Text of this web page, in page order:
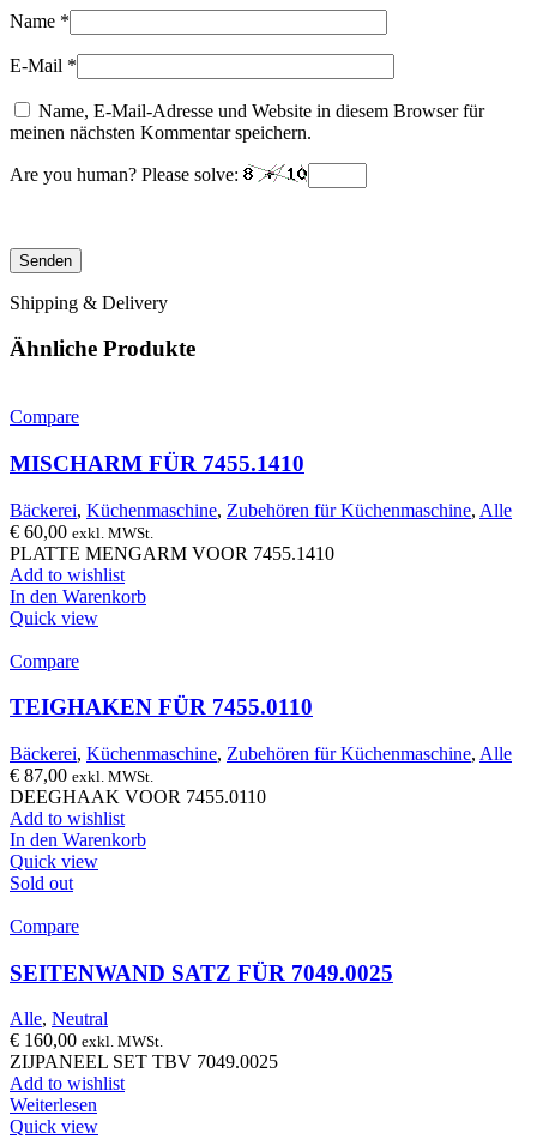
Name *
E-Mail *
Name, E-Mail-Adresse und Website in diesem Browser für
meinen nächsten Kommentar speichern.
Are you human? Please solve:
Shipping & Delivery
Ähnliche Produkte
Compare
MISCHARM FÜR 7455.1410
Bäckerei, Küchenmaschine, Zubehören für Küchenmaschine, Alle
€ 60,00 exkl. MWSt.
PLATTE MENGARM VOOR 7455.1410
Add to wishlist
In den Warenkorb
Quick view
Compare
TEIGHAKEN FÜR 7455.0110
Bäckerei, Küchenmaschine, Zubehören für Küchenmaschine, Alle
€ 87,00 exkl. MWSt.
DEEGHAAK VOOR 7455.0110
Add to wishlist
In den Warenkorb
Quick view
Sold out
Compare
SEITENWAND SATZ FÜR 7049.0025
Alle, Neutral
€ 160,00 exkl. MWSt.
ZIJPANEEL SET TBV 7049.0025
Add to wishlist
Weiterlesen
Quick view